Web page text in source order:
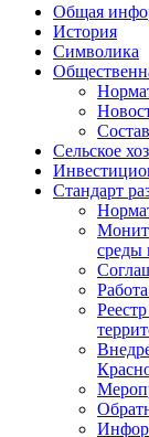
Общая
История
Символика
Сельское
Стандарт
среды